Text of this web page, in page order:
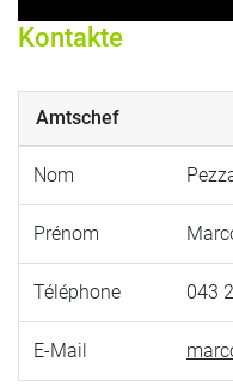
Kontakte
Amtschef
Nom
Prénom
Téléphone 043
E-Mail